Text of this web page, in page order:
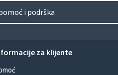
i podrška
za klijente